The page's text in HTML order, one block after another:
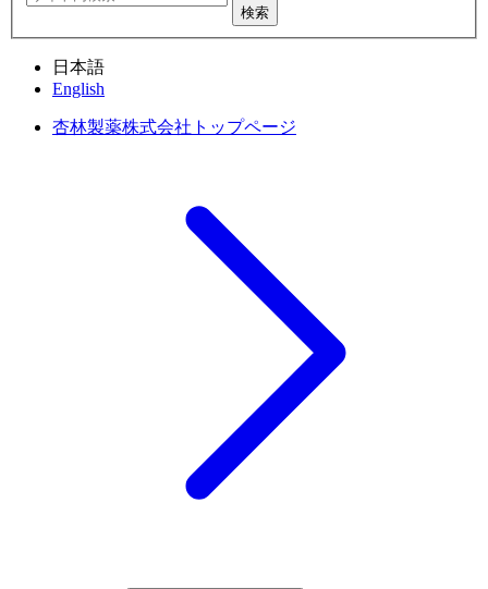
検索
日本語
English
杏林製薬株式会社トップページ